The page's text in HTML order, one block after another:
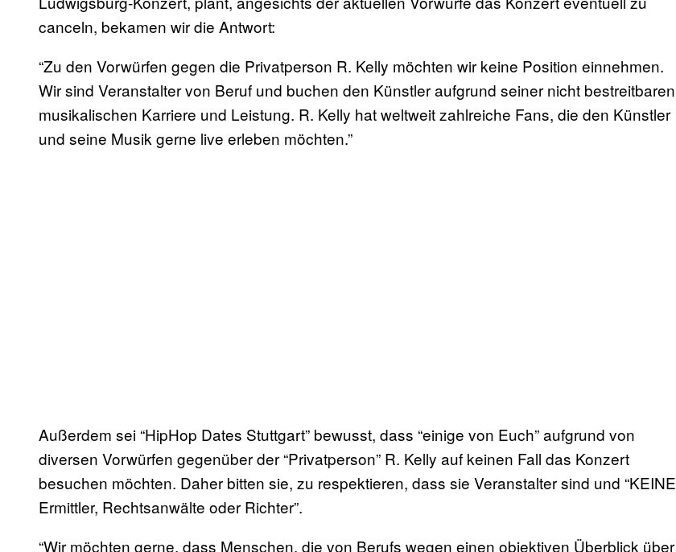
canceln, bekamen wir die Antwort:
“Zu den Vorwürfen gegen die Privatperson R. Kelly möchten wir keine Position einnehmen.
Wir sind Veranstalter von Beruf und buchen den Künstler aufgrund seiner nicht bestreitbaren
musikalischen Karriere und Leistung. R. Kelly hat weltweit zahlreiche Fans, die den Künstler
und seine Musik gerne live erleben möchten.”
Außerdem sei “HipHop Dates Stuttgart” bewusst, dass “einige von Euch” aufgrund von
diversen Vorwürfen gegenüber der “Privatperson” R. Kelly auf keinen Fall das Konzert
besuchen möchten. Daher bitten sie, zu respektieren, dass sie Veranstalter sind und “KEINE
Ermittler, Rechtsanwälte oder Richter”.
“Wir möchten gerne, dass Menschen, die von Berufs wegen einen objektiven Überblick über